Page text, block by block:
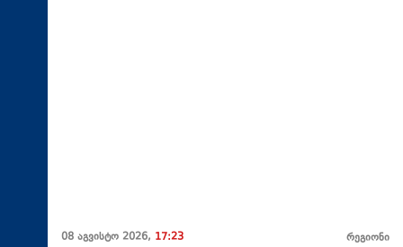
08 აგვისტო 2026, 17:23 რეგიონი